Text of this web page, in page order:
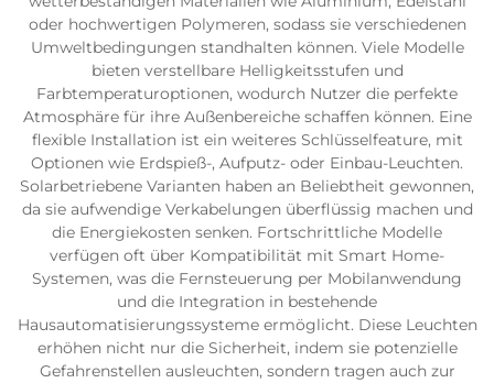
oder hochwertigen Polymeren, sodass sie verschiedenen
Umweltbedingungen standhalten können. Viele Modelle
bieten verstellbare Helligkeitsstufen und
Farbtemperaturoptionen, wodurch Nutzer die perfekte
Atmosphäre für ihre Außenbereiche schaffen können. Eine
flexible Installation ist ein weiteres Schlüsselfeature, mit
Optionen wie Erdspieß-, Aufputz- oder Einbau-Leuchten.
Solarbetriebene Varianten haben an Beliebtheit gewonnen,
da sie aufwendige Verkabelungen überflüssig machen und
die Energiekosten senken. Fortschrittliche Modelle
verfügen oft über Kompatibilität mit Smart Home-
Systemen, was die Fernsteuerung per Mobilanwendung
und die Integration in bestehende
Hausautomatisierungssysteme ermöglicht. Diese Leuchten
erhöhen nicht nur die Sicherheit, indem sie potenzielle
Gefahrenstellen ausleuchten, sondern tragen auch zur